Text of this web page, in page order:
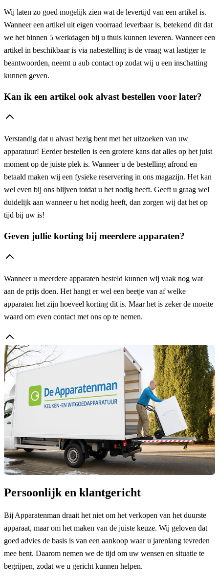
Wij laten zo goed mogelijk zien wat de levertijd van een artikel is.
Wanneer een artikel uit eigen voorraad leverbaar is, betekend dit dat
we het binnen 5 werkdagen bij u thuis kunnen leveren. Wanneer een
artikel in beschikbaar is via nabestelling is de vraag wat lastiger te
beantwoorden, neemt u aub contact op zodat wij u een inschatting
kunnen geven.
Kan ik een artikel ook alvast bestellen voor later?
Verstandig dat u alvast bezig bent met het uitzoeken van uw
apparatuur! Eerder bestellen is een grotere kans dat alles op het juist
moment op de juiste plek is. Wanneer u de bestelling afrond en
betaald maken wij een fysieke reservering in ons magazijn. Het kan
wel even bij ons blijven totdat u het nodig heeft. Geeft u graag wel
duidelijk aan wanneer u het nodig heeft, dan zorgen wij dat het op
tijd bij uw is!
Geven jullie korting bij meerdere apparaten?
Wanneer u meerdere apparaten besteld kunnen wij vaak nog wat
aan de prijs doen. Het hangt er wel een beetje van af welke
apparaten het zijn hoeveel korting dit is. Maar het is zeker de moeite
waard om even contact met ons op te nemen.
Persoonlijk en klantgericht
Bij Apparatenman draait het niet om het verkopen van het duurste
apparaat, maar om het maken van de juiste keuze. Wij geloven dat
goed advies de basis is van een aankoop waar u jarenlang tevreden
mee bent. Daarom nemen we de tijd om uw wensen en situatie te
begrijpen, zodat we u gericht kunnen helpen.